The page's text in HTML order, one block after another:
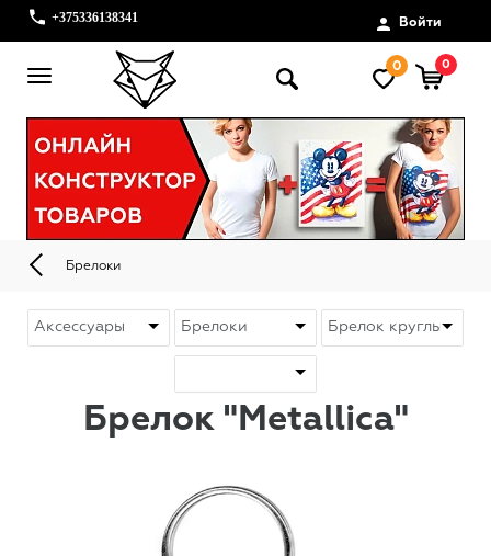
+375336138341 Войти
0 0
Брелоки
Брелок "Metallica"